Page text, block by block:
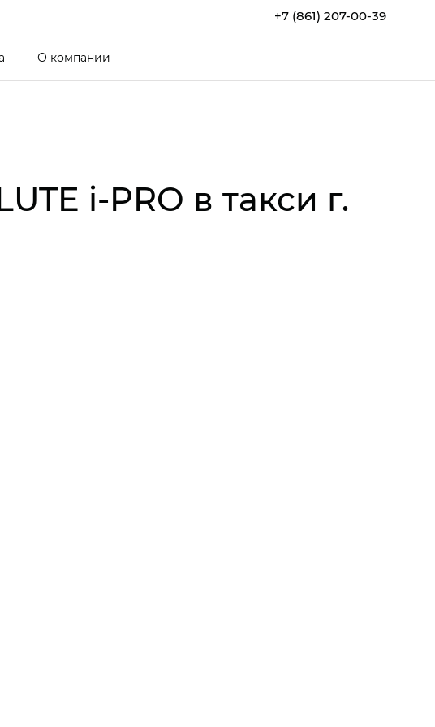
+7 (861) 207-00-39
О компании
i‑PRO в такси г.